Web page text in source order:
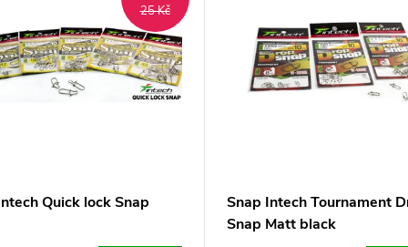
25 Kč
Quick lock Snap
Snap Intech Tournament
Snap Matt black